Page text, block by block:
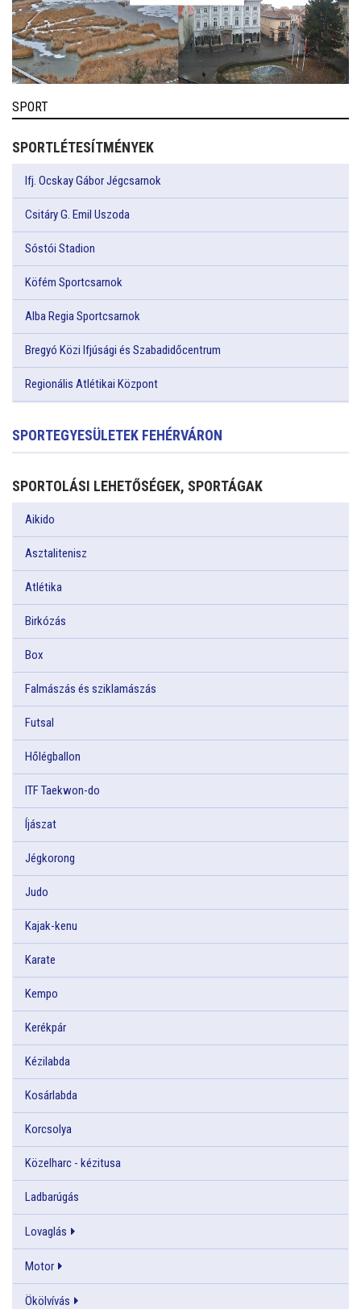
SPORT
SPORTLÉTESÍTMÉNYEK
Ifj. Ocskay Gábor Jégcsarnok
Csitáry G. Emil Uszoda
Sóstói Stadion
Köfém Sportcsarnok
Alba Regia Sportcsarnok
Bregyó Közi Ifjúsági és Szabadidőcentrum
Regionális Atlétikai Központ
SPORTEGYESÜLETEK FEHÉRVÁRON
SPORTOLÁSI LEHETŐSÉGEK, SPORTÁGAK
Aikido
Asztalitenisz
Atlétika
Birkózás
Box
Falmászás és sziklamászás
Futsal
Hőlégballon
ITF Taekwon-do
Íjászat
Jégkorong
Judo
Kajak-kenu
Karate
Kempo
Kerékpár
Kézilabda
Kosárlabda
Korcsolya
Közelharc - kézitusa
Ladbarúgás
Lovaglás
Motor
Ökölvívás